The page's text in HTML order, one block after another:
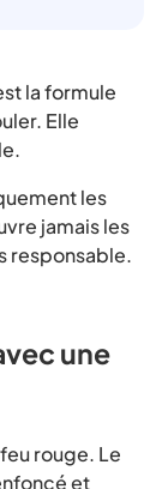
la formule
Elle
les
jamais les
responsable.
une
rouge. Le
et